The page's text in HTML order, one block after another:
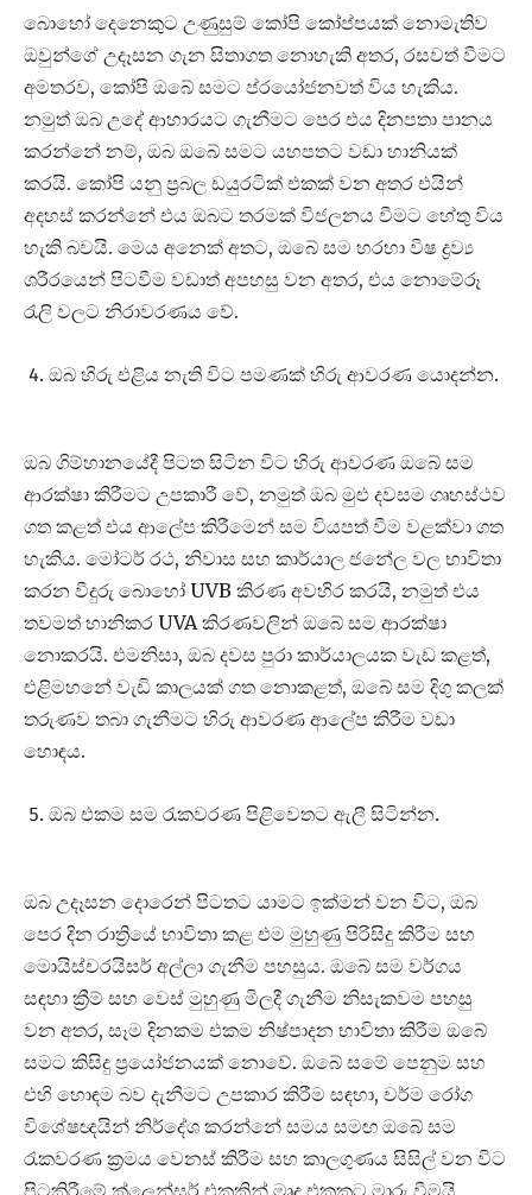
බොහෝ දෙනෙකුට උණුසුම් කෝපි කෝප්පයක් නොමැතිව
ඔවුන්ගේ උදෑසන ගැන සිතාගත නොහැකි අතර, රසවත් වීමට
අමතරව, කෝපි ඔබේ සමට ප්රයෝජනවත් විය හැකිය.
නමුත් ඔබ උදේ ආහාරයට ගැනීමට පෙර එය දිනපතා පානය
කරන්නේ නම්, ඔබ ඔබේ සමට යහපතට වඩා හානියක්
කරයි. කෝපි යනු ප්‍රබල ඩයුරටික් එකක් වන අතර එයින්
අදහස් කරන්නේ එය ඔබට තරමක් විජලනය වීමට හේතු විය
හැකි බවයි. මෙය අනෙක් අතට, ඔබේ සම හරහා විෂ ද්‍රව්‍ය
ශරීරයෙන් පිටවීම වඩාත් අපහසු වන අතර, එය නොමේරූ
රැලි වලට නිරාවරණය වේ.
ඔබ හිරු එළිය නැති විට පමණක් හිරු ආවරණ යොදන්න.
ඔබ ගිම්හානයේදී පිටත සිටින විට හිරු ආවරණ ඔබේ සම
ආරක්ෂා කිරීමට උපකාරී වේ, නමුත් ඔබ මුළු දවසම ගෘහස්ථව
ගත කළත් එය ආලේප කිරීමෙන් සම වියපත් වීම වළක්වා ගත
හැකිය. මෝටර් රථ, නිවාස සහ කාර්යාල ජනේල වල භාවිතා
කරන වීදුරු බොහෝ UVB කිරණ අවහිර කරයි, නමුත් එය
තවමත් හානිකර UVA කිරණවලින් ඔබේ සම ආරක්ෂා
නොකරයි. එමනිසා, ඔබ දවස පුරා කාර්යාලයක වැඩ කළත්,
එළිමහනේ වැඩි කාලයක් ගත නොකළත්, ඔබේ සම දිගු කලක්
තරුණව තබා ගැනීමට හිරු ආවරණ ආලේප කිරීම වඩා
හොඳය.
ඔබ එකම සම රැකවරණ පිළිවෙතට ඇලී සිටින්න.
ඔබ උදෑසන දොරෙන් පිටතට යාමට ඉක්මන් වන විට, ඔබ
පෙර දින රාත්‍රියේ භාවිතා කළ එම මුහුණු පිරිසිදු කිරීම සහ
මොයිස්චරයිසර් අල්ලා ගැනීම පහසුය. ඔබේ සම වර්ගය
සඳහා ක්‍රීම් සහ වෙස් මුහුණු මිලදී ගැනීම නිසැකවම පහසු
වන අතර, සෑම දිනකම එකම නිෂ්පාදන භාවිතා කිරීම ඔබේ
සමට කිසිදු ප්‍රයෝජනයක් නොවේ. ඔබේ සමේ පෙනුම සහ
එහි හොඳම බව දැනීමට උපකාර කිරීම සඳහා, චර්ම රෝග
විශේෂඥයින් නිර්දේශ කරන්නේ සමය සමඟ ඔබේ සම
රැකවරණ ක්‍රමය වෙනස් කිරීම සහ කාලගුණය සිසිල් වන විට